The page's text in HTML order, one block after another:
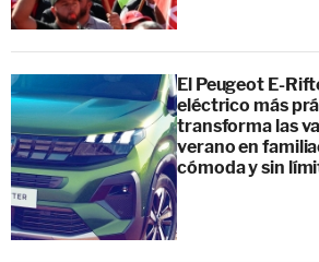
El Peugeot E-
eléctrico más
transforma las
verano en
cómoda y sin